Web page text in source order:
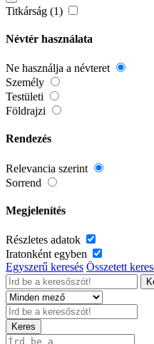
Titkárság (1)
Névtér használata
Ne használja a névteret
Személy
Testületi
Földrajzi
Rendezés
Relevancia szerint
Sorrend
Megjelenítés
Részletes adatok
Iratonként egyben
Egyszerű keresés Összetett
Keres